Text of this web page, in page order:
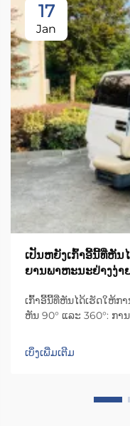
17
Jan
ເປັນຫຍັງເກົ້າອີ້ນີ້ທີ່ຫັນ
ຍານພາຫະນະຢ່າງງ່າ
ເກົ້າອີ້ນີ້ທີ່ຫັນໄດ້ເຮັດໃຫ້ກ
ຫັນ 90° ແລະ 360°: ກ
ຊ່ວງການຫັນທີ່ເໝາະສົມຈ
ໄພດີຂຶ້ນ: ການຫັນ 90°...
ເບິ່ງເພີ່ມເຕີມ